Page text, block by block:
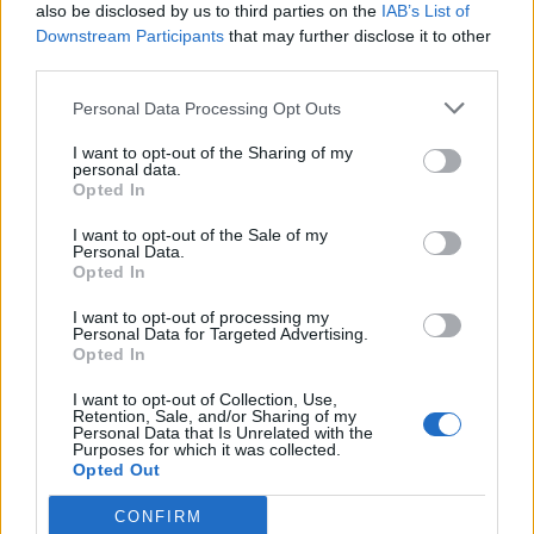
also be disclosed by us to third parties on the IAB’s List of
Downstream Participants that may further disclose it to other
Personal Data Processing Opt Outs
I want to opt-out of the Sharing of my
personal data.
Opted In
I want to opt-out of the Sale of my
Personal Data.
Opted In
I want to opt-out of processing my
Personal Data for Targeted Advertising.
Opted In
I want to opt-out of Collection, Use,
Retention, Sale, and/or Sharing of my
Personal Data that Is Unrelated with the
Purposes for which it was collected.
Opted Out
CONFIRM
forgatjuk, és egy közepes lábasban,
pár perc alatt elősütjük, majd
Visszamaradó zsírjában a fölaprított
megfuttatjuk.
2.
A tűzről lehúzva a pirospaprikával
paradicsomot meg paprikát
beleszórjuk, megsózzuk, a
köménnyel, a fokhagymával meg a
paprikakrémmel ízesítjük. Az